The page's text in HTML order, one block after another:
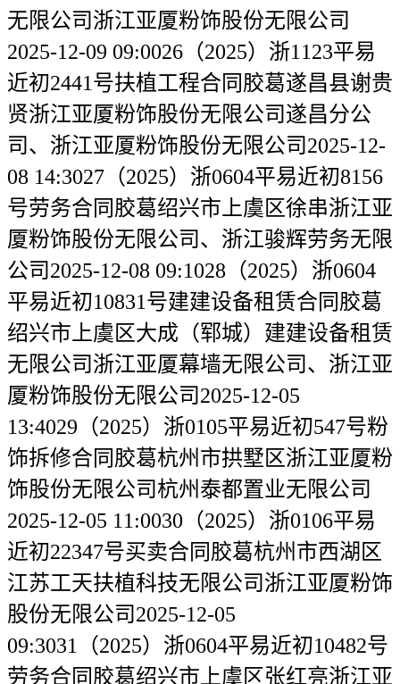
无限公司浙江亚厦粉饰股份无限公司
2025-12-09 09:0026（2025）浙1123平易
近初2441号扶植工程合同胶葛遂昌县谢贵
贤浙江亚厦粉饰股份无限公司遂昌分公
司、浙江亚厦粉饰股份无限公司2025-12-
08 14:3027（2025）浙0604平易近初8156
号劳务合同胶葛绍兴市上虞区徐串浙江亚
厦粉饰股份无限公司、浙江骏辉劳务无限
公司2025-12-08 09:1028（2025）浙0604
平易近初10831号建建设备租赁合同胶葛
绍兴市上虞区大成（郓城）建建设备租赁
无限公司浙江亚厦幕墙无限公司、浙江亚
厦粉饰股份无限公司2025-12-05
13:4029（2025）浙0105平易近初547号粉
饰拆修合同胶葛杭州市拱墅区浙江亚厦粉
饰股份无限公司杭州泰都置业无限公司
2025-12-05 11:0030（2025）浙0106平易
近初22347号买卖合同胶葛杭州市西湖区
江苏工天扶植科技无限公司浙江亚厦粉饰
股份无限公司2025-12-05
09:3031（2025）浙0604平易近初10482号
劳务合同胶葛绍兴市上虞区张红亮浙江亚